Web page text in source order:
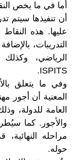
أما في ما يخص
أن تنفيذها سيتم
عليها. هذه
الرياضي،
ISPITS.
وفي ما يتعلق
المعنية أن أجور
العامة للدولة،
والأجور. كما
مراحله النهائية،
حوله.